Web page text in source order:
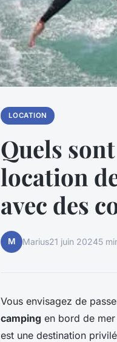
LOCATION
Quels
location
avec des
M Marius21 juin 20245
Vous envisagez de
camping en bord de
est une destination